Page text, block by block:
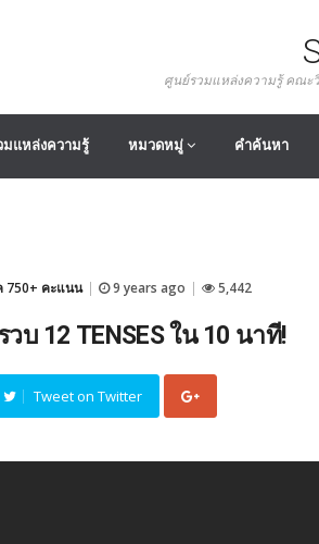
ศูนย์รวมแหล่งความรู้ คณะ
มแหล่งความรู้ หมวดหมู่ คำค้นหา
750+ คะแนน 9 years ago 5,442
วบ 12 TENSES ใน 10 นาที!
Tweet on Twitter